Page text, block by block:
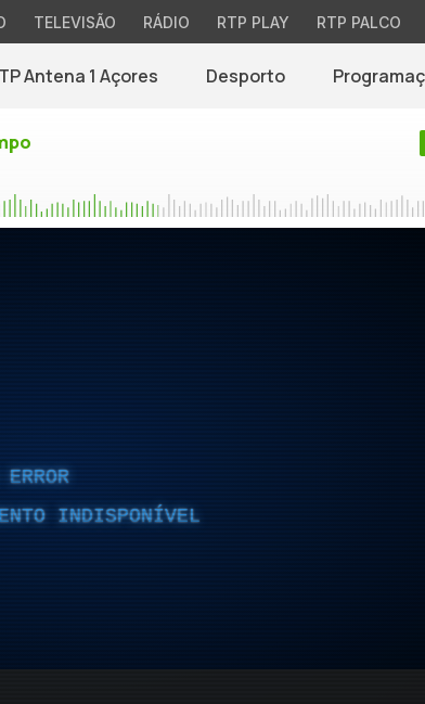
TELEVISÃO RÁDIO RTP PLAY RTP PALCO
Antena 1 Açores Desporto
INDISPONÍVEL